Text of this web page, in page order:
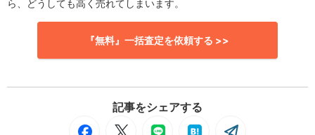
ら、どうしても高く売れてしまいます。
『無料』一括査定を依頼する >>
記事をシェアする